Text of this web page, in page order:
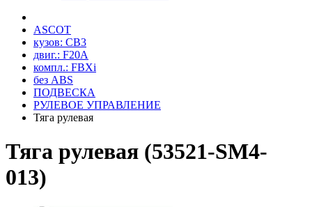
ASCOT
кузов: CB3
двиг.: F20A
компл.: FBXi
без ABS
ПОДВЕСКА
РУЛЕВОЕ УПРАВЛЕНИЕ
Тяга рулевая
Тяга рулевая (53521-SM4-
013)